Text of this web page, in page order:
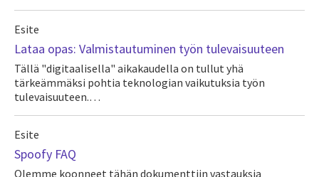
Esite
Lataa opas: Valmistautuminen työn tulevaisuuteen
Tällä "digitaalisella" aikakaudella on tullut yhä
tärkeämmäksi pohtia teknologian vaikutuksia työn
tulevaisuuteen.…
Esite
Spoofy FAQ
Olemme koonneet tähän dokumenttiin vastauksia